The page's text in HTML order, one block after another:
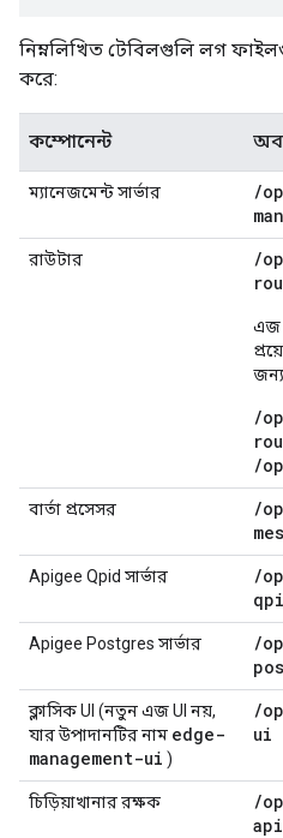
নিম্নলিখিত টেবিলগুলি লগ
করে:
কম্পোনেন্ট
ম্যানেজমেন্ট সার্ভার /
রাউটার /
এজ
/
/
বার্তা প্রসেসর /
Apigee Qpid সার্ভার /
Apigee Postgres সার্ভার /
ক্লাসিক UI (নতুন এজ UI নয়,
যার উপাদানটির নাম edge-
management-ui )
/
ui
চিড়িয়াখানার রক্ষক /